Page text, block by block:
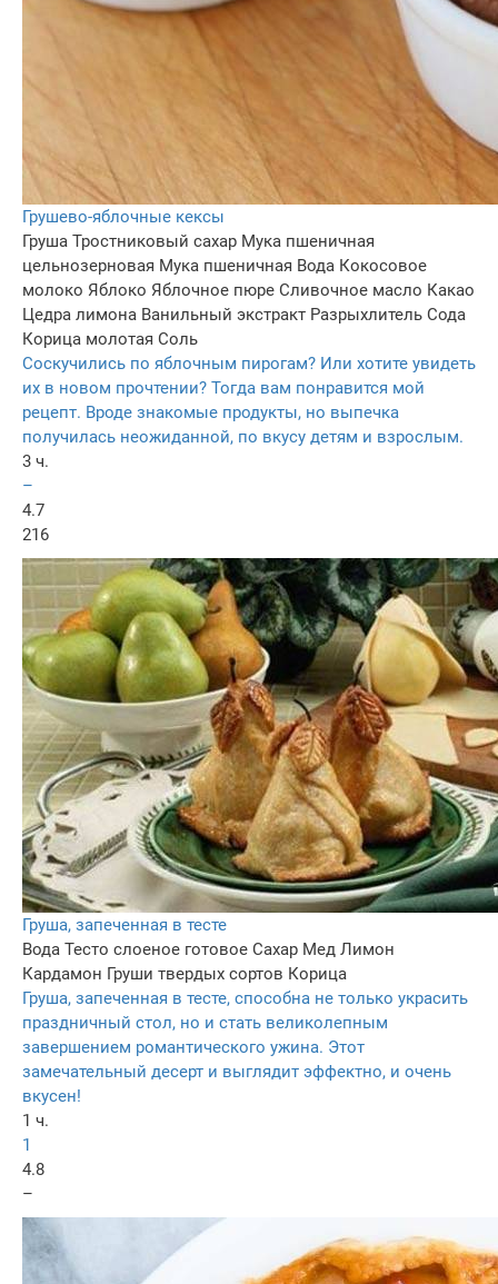
Грушево-яблочные кексы
Груша Тростниковый сахар Мука пшеничная
цельнозерновая Мука пшеничная Вода Кокосовое
молоко Яблоко Яблочное пюре Сливочное масло Какао
Цедра лимона Ванильный экстракт Разрыхлитель Сода
Корица молотая Соль
Соскучились по яблочным пирогам? Или хотите увидеть
их в новом прочтении? Тогда вам понравится мой
рецепт. Вроде знакомые продукты, но выпечка
получилась неожиданной, по вкусу детям и взрослым.
3 ч.
–
4.7
216
Груша, запеченная в тесте
Вода Тесто слоеное готовое Сахар Мед Лимон
Кардамон Груши твердых сортов Корица
Груша, запеченная в тесте, способна не только украсить
праздничный стол, но и стать великолепным
завершением романтического ужина. Этот
замечательный десерт и выглядит эффектно, и очень
вкусен!
1 ч.
1
4.8
–